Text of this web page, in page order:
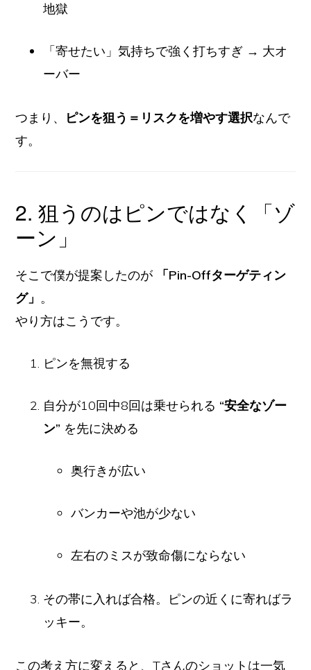
地獄
「寄せたい」気持ちで強く打ちすぎ → 大オ
ーバー
つまり、 ピンを狙う＝リスクを増やす選択なんで
す。
2. 狙うのはピンではなく「ゾ
ーン」
そこで僕が提案したのが
「Pin-Offターゲティン
グ」 。
やり方はこうです。
ピンを無視する
自分が10回中8回は乗せられる “安全なゾー
ン” を先に決める
奥行きが広い
バンカーや池が少ない
左右のミスが致命傷にならない
その帯に入れば合格。ピンの近くに寄ればラ
ッキー。
この考え方に変えると、Tさんのショットは一気